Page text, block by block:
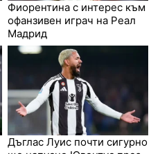
Фиорентина с интерес към
офанзивен играч на Реал
Мадрид
Дъглас Луис почти сигурно